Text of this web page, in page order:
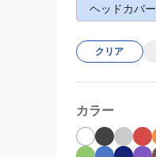
ヘッドカバー
クリア
カラー